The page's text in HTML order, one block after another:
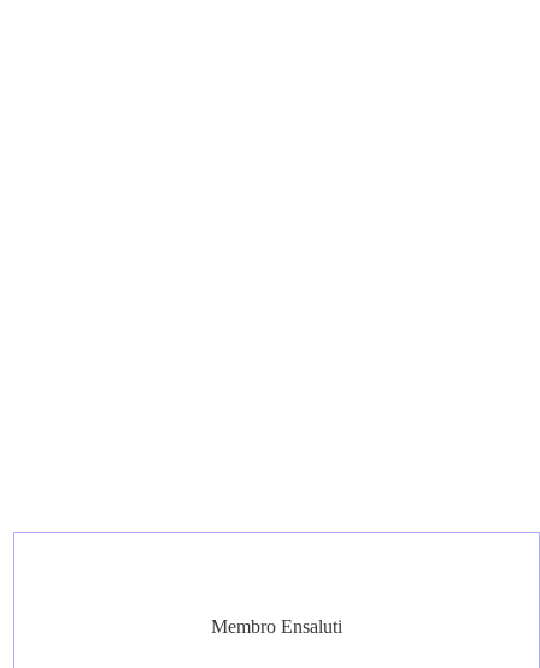
Membro Ensaluti